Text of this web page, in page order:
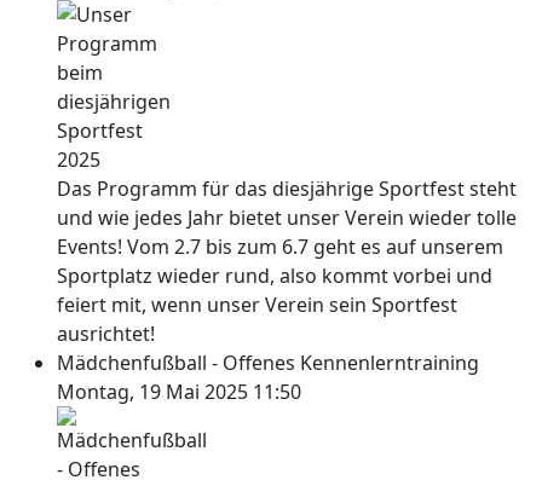
Das Programm für das diesjährige Sportfest steht
und wie jedes Jahr bietet unser Verein wieder tolle
Events! Vom 2.7 bis zum 6.7 geht es auf unserem
Sportplatz wieder rund, also kommt vorbei und
feiert mit, wenn unser Verein sein Sportfest
ausrichtet!
Mädchenfußball - Offenes Kennenlerntraining
Montag, 19 Mai 2025 11:50